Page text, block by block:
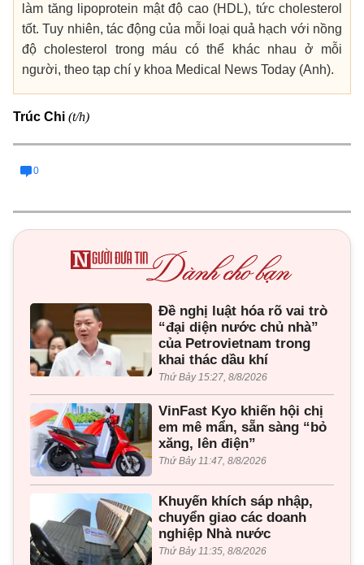
làm tăng lipoprotein mật độ cao (HDL), tức cholesterol
tốt. Tuy nhiên, tác động của mỗi loại quả hạch với nồng
độ cholesterol trong máu có thể khác nhau ở mỗi
người, theo tạp chí y khoa Medical News Today (Anh).
Trúc Chi (t/h)
0
Đề nghị luật hóa rõ vai trò
“đại diện nước chủ nhà”
của Petrovietnam trong
khai thác dầu khí
Thứ Bảy 15:27, 8/8/2026
VinFast Kyo khiến hội chị
em mê mẩn, sẵn sàng “bỏ
xăng, lên điện”
Thứ Bảy 11:47, 8/8/2026
Khuyến khích sáp nhập,
chuyển giao các doanh
nghiệp Nhà nước
Thứ Bảy 11:35, 8/8/2026